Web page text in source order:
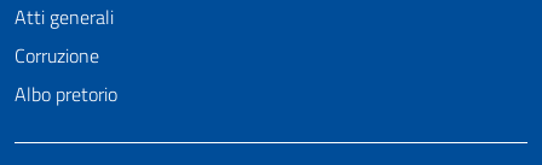
Atti generali
Corruzione
Albo pretorio